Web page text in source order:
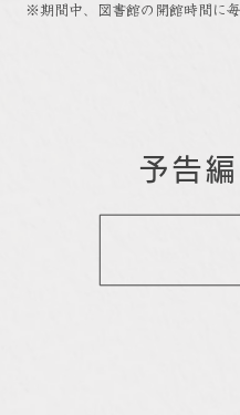
​※期間中、図書館の開館時間に毎
予告編